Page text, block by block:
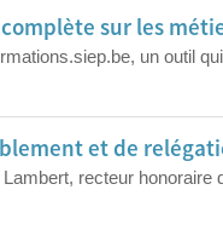
sur les
un outil
et de
recteur honoraire